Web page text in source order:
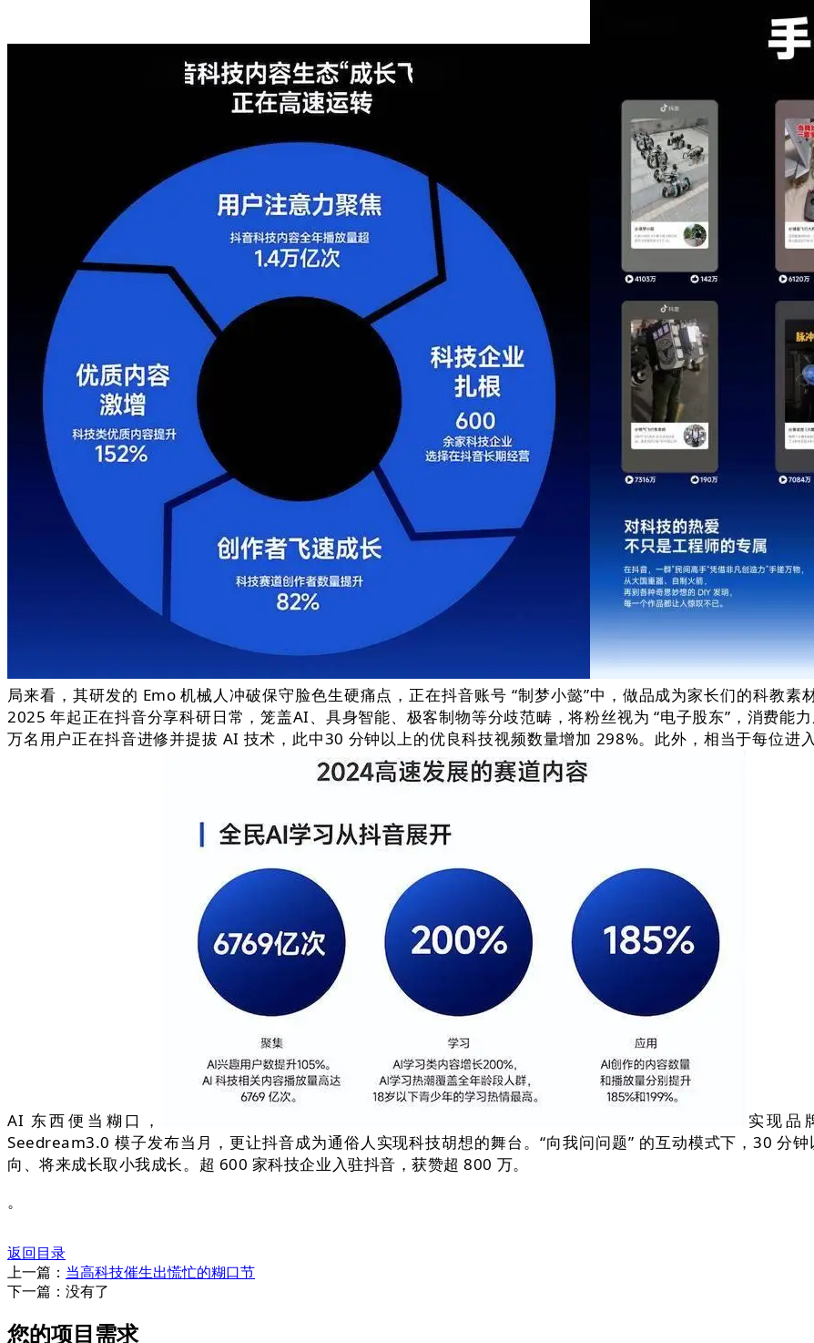
局来看，其研发的 Emo 机械人冲破保守脸色生硬痛点，正在抖音账号 “制梦小懿”中，做品成为家长们的科教
2025 年起正在抖音分享科研日常，笼盖AI、具身智能、极客制物等分歧范畴，将粉丝视为 “电子股东”，消费能
万名用户正在抖音进修并提拔 AI 技术，此中30 分钟以上的优良科技视频数量增加 298%。此外，相当于每位进
AI 东西便当糊口，
实现品
Seedream3.0 模子发布当月，更让抖音成为通俗人实现科技胡想的舞台。“向我问问题” 的互动模式下，30 分
向、将来成长取小我成长。超 600 家科技企业入驻抖音，获赞超 800 万。
。
返回目录
上一篇： 当高科技催生出慌忙的糊口节
下一篇：没有了
您的项目需求